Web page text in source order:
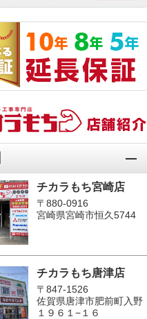
チカラもち宮崎店
〒880-0916
宮崎県宮崎市恒久5744
チカラもち唐津店
〒847-1526
佐賀県唐津市肥前町入野
１９６１−１６